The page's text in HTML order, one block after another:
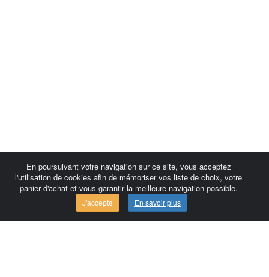
En poursuivant votre navigation sur ce site, vous acceptez
l'utilisation de cookies afin de mémoriser vos liste de choix, votre
panier d'achat et vous garantir la meilleure navigation possible.
J'accepte En savoir plus